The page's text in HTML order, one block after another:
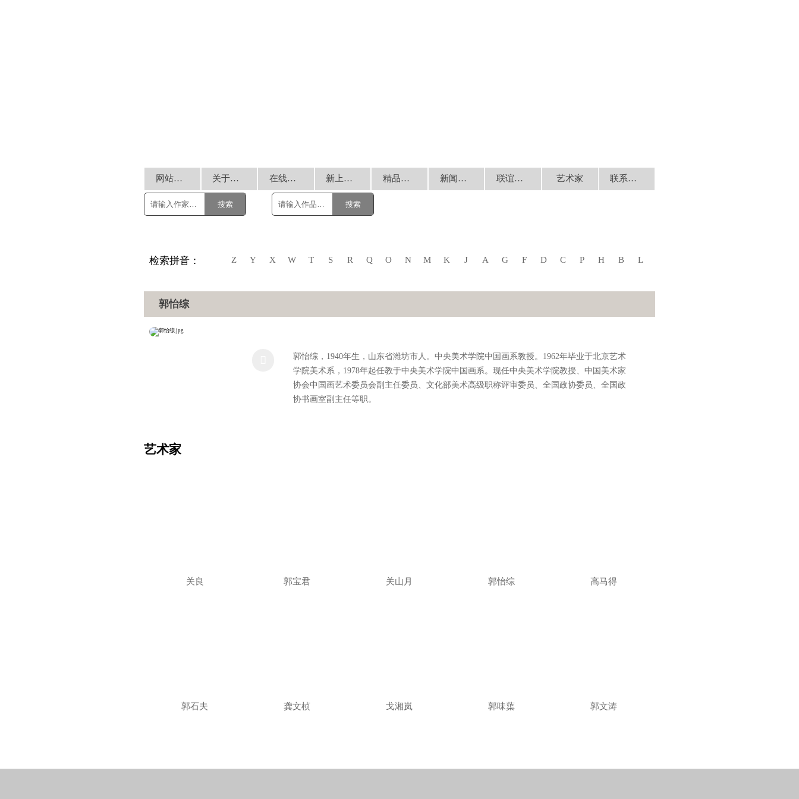
网站首页 关于我们 在线销售 新上书画 精品回放 新闻动态 联谊交流 艺术家 联系我们
搜索 搜索
检索拼音： Z Y X W T S R Q O N M K J A G F D C P H B L
郭怡综
郭怡综，1940年生，山东省潍坊市人。中央美术学院中国画系教授。1962年毕业于北京艺术
学院美术系，1978年起任教于中央美术学院中国画系。现任中央美术学院教授、中国美术家
协会中国画艺术委员会副主任委员、文化部美术高级职称评审委员、全国政协委员、全国政
协书画室副主任等职。
艺术家
关良 郭宝君 关山月 郭怡综 高马得
郭石夫 龚文桢 戈湘岚 郭味蕖 郭文涛